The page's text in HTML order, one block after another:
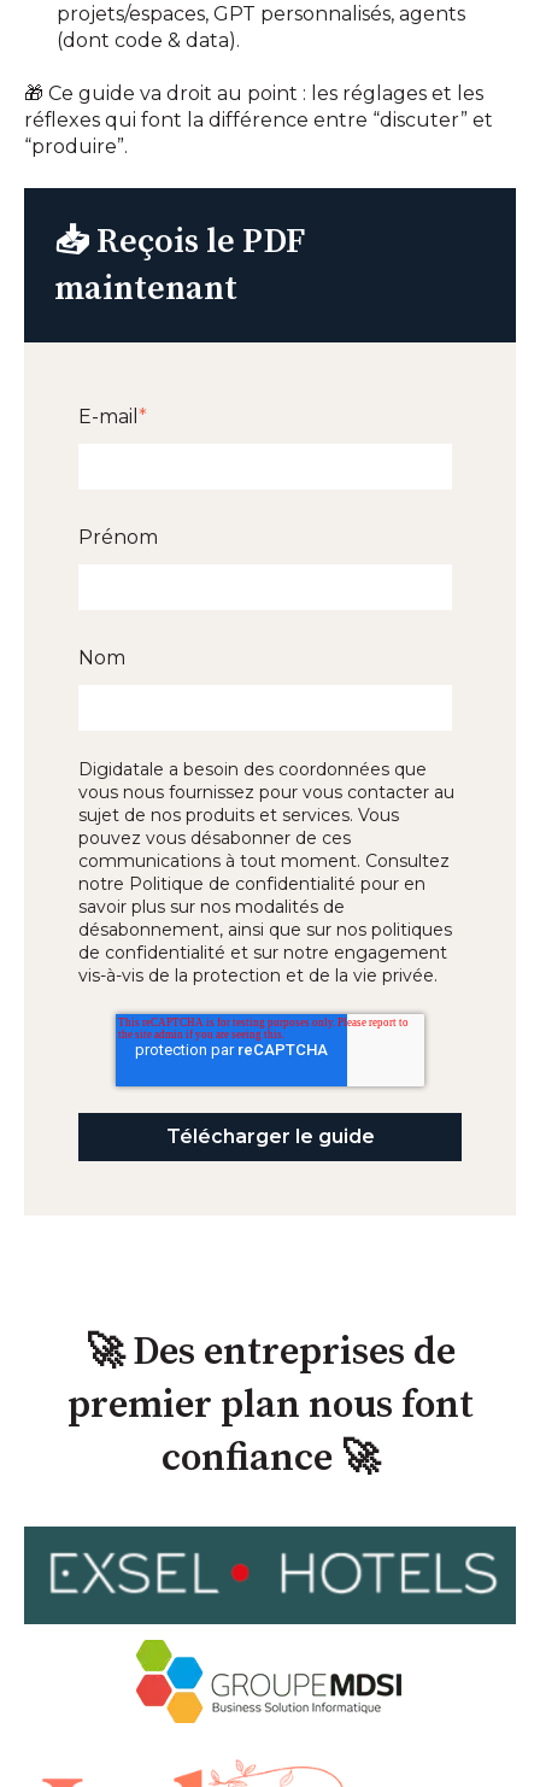
projets/espaces, GPT personnalisés, agents
(dont code & data).
🎁 Ce guide va droit au point : les réglages et les
réflexes qui font la différence entre “discuter” et
“produire”.
📥 Reçois le PDF
maintenant
E-mail *
Prénom
Nom
Digidatale a besoin des coordonnées que
vous nous fournissez pour vous contacter au
sujet de nos produits et services. Vous
pouvez vous désabonner de ces
communications à tout moment. Consultez
notre Politique de confidentialité pour en
savoir plus sur nos modalités de
désabonnement, ainsi que sur nos politiques
de confidentialité et sur notre engagement
vis-à-vis de la protection et de la vie privée.
🚀 Des entreprises de
premier plan nous font
confiance 🚀